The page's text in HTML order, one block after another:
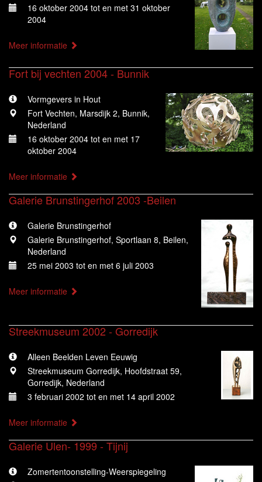
16 oktober 2004 tot en met 31 oktober
2004
Meer informatie
Fort bij vechten 2004 - Bunnik
Vormgevers in Hout
Fort Vechten, Marsdijk 2, Bunnik,
Nederland
16 oktober 2004 tot en met 17
oktober 2004
Meer informatie
Galerie Brunstingerhof 2003 -Beilen
Galerie Brunstingerhof
Galerie Brunstingerhof, Sportlaan 8, Beilen,
Nederland
25 mei 2003 tot en met 6 juli 2003
Meer informatie
Streekmuseum 2002 - Gorredijk
Alleen Beelden Leven Eeuwig
Streekmuseum Gorredijk, Hoofdstraat 59,
Gorredijk, Nederland
3 februari 2002 tot en met 14 april 2002
Meer informatie
Galerie Ulen- 1999 - Tijnij
Zomertentoonstelling-Weerspiegeling